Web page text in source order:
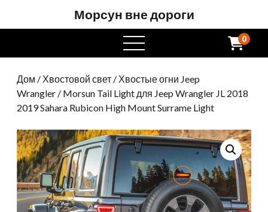
Морсун вне дороги
Открытое
меню
0
Дом / Хвостовой свет / Хвостые огни Jeep
Wrangler / Morsun Tail Light для Jeep Wrangler JL 2018
2019 Sahara Rubicon High Mount Surrame Light